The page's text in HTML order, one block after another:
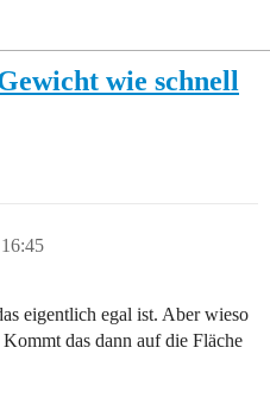
wie schnell
eigentlich egal ist. Aber wieso
das dann auf die Fläche